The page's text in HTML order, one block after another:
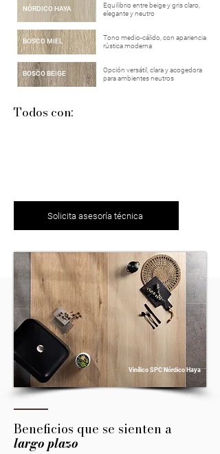
NÓRDICO HAYA
Equilibrio entre beige y gris claro,
elegante y neutro
BOSCO MIEL
Tono medio-cálido, con apariencia
rústica moderna
BOSCO BEIGE
Opción versátil, clara y acogedora
para ambientes neutros
Todos con:
Solicita asesoría técnica
Vinílico SPC Nórdico Haya
Beneficios que se sienten a
largo plazo